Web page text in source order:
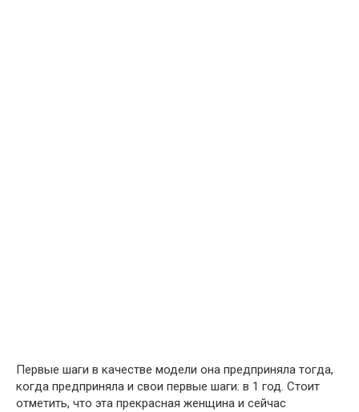
Первые шаги в качестве модели она предприняла тогда,
когда предприняла и свои первые шаги: в 1 год. Стоит
отметить, что эта прекрасная женщина и сейчас